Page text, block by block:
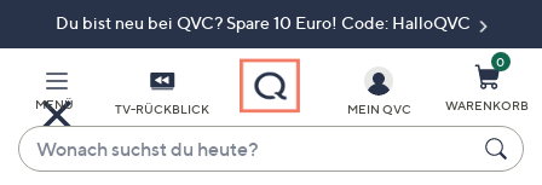
Du bist neu bei QVC? Spare 10 Euro! Code: HalloQVC
MENÜ TV-RÜCKBLICK
Wonach
suchst
MEIN QVC
0
WARENKORB